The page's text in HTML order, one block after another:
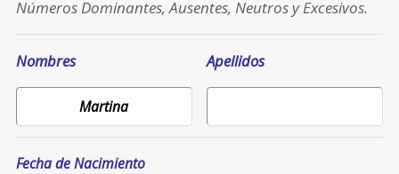
Números Dominantes, Ausentes, Neutros y Excesivos.
Nombres Apellidos
Fecha de Nacimiento